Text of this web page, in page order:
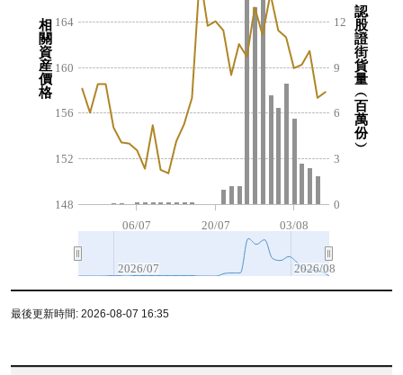
06/07 20/07 03/08
0
3
6
9
12
148
152
156
160
164
2026/07 2026/08
認
股
證
街
貨
量
︵
百
萬
份
︶
相
關
資
産
價
格
最後更新時間: 2026-08-07 16:35
牛熊證文件及公告 (瑞信)
收市競價變化